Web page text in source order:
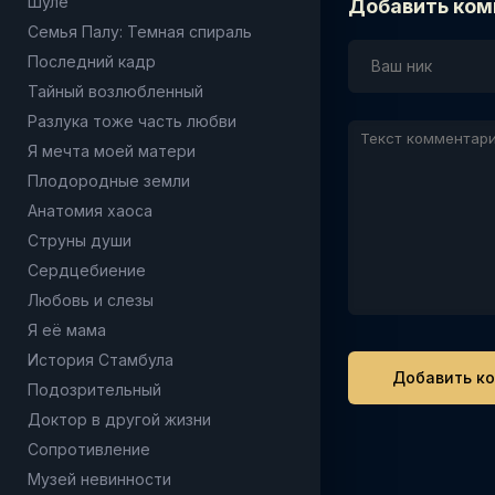
Семья Палу: Темная спираль
Последний кадр
Тайный возлюбленный
Разлука тоже часть любви
Я мечта моей матери
Плодородные земли
Анатомия хаоса
Струны души
Сердцебиение
Любовь и слезы
Я её мама
История Стамбула
Подозрительный
Доктор в другой жизни
Сопротивление
Музей невинности
Добавить